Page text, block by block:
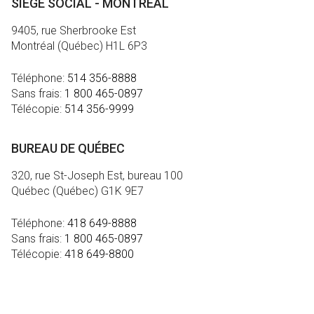
SIÈGE SOCIAL - MONTRÉAL
9405, rue Sherbrooke Est
Montréal (Québec) H1L 6P3
Téléphone: 514 356-8888
Sans frais: 1 800 465-0897
Télécopie: 514 356-9999
BUREAU DE QUÉBEC
320, rue St-Joseph Est, bureau 100
Québec (Québec) G1K 9E7
Téléphone: 418 649-8888
Sans frais: 1 800 465-0897
Télécopie: 418 649-8800